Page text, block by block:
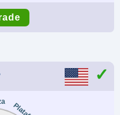
TWS API
Stop Loss Garantizado
Depósito Mínimo
Regulador
SEC, FINRA